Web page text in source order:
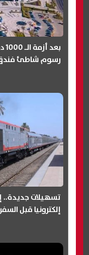
رسوم شاطئ فندق
تسهيلات جديدة..
إلكترونيا قبل السفر بـ 12